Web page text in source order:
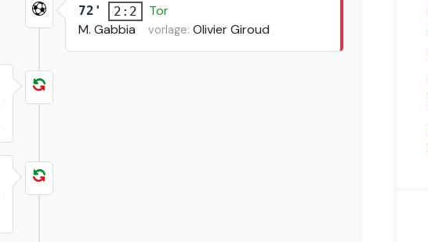
72' 2:2
Tor
M. Gabbia
vorlage: Olivier Giroud